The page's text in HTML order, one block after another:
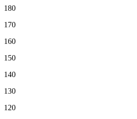
180
170
160
150
140
130
120